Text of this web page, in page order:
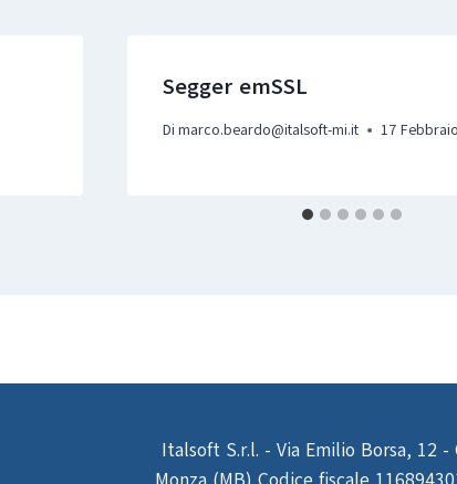
Segger emSSL
Di marco.beardo@italsoft-mi.it 17
Italsoft S.r.l. - Via Emilio Borsa, 12 -